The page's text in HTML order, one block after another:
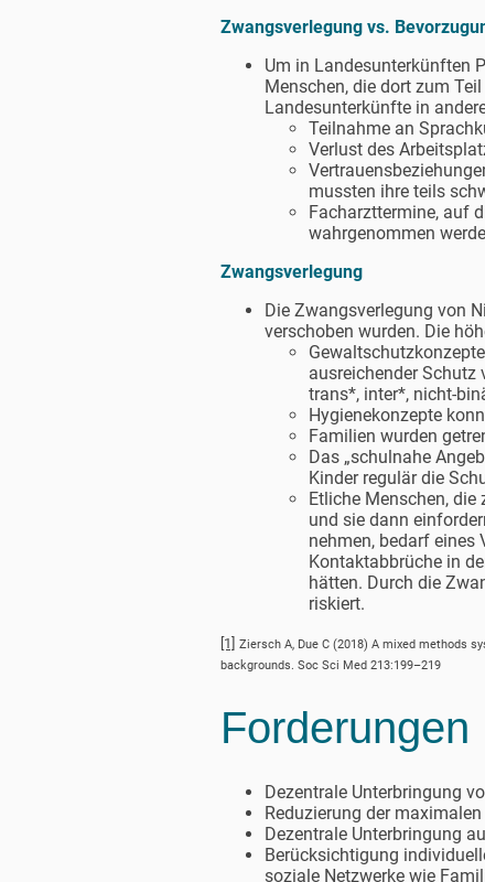
Zwangsverlegung vs.
Um in Landesunterkünften
Menschen, die dort zum
Landesunterkünfte in
Teilnahme an
Verlust des
mussten ihre teils
Facharzttermine, auf
wahrgenommen
Zwangsverlegung
Die Zwangsverlegung von
verschoben wurden. Die
ausreichender Schutz
trans*, inter*, nicht-
Hygienekonzepte
Familien wurden
Das „schulnahe
Kinder regulär die
Etliche Menschen,
und sie dann
nehmen, bedarf eines
Kontaktabbrüche in
hätten. Durch die
riskiert.
[1]
Ziersch A, Due C (2018) A mixed methods
backgrounds. Soc Sci Med 213:199–219
Forderungen
Dezentrale Unterbringung
Reduzierung der
Dezentrale Unterbringung
Berücksichtigung
soziale Netzwerke wie